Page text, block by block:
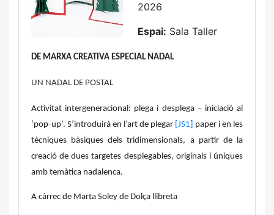
2026
Espai: Sala Taller
DE MARXA CREATIVA ESPECIAL NADAL
UN NADAL DE POSTAL
Activitat intergeneracional: plega i desplega – iniciació al
‘pop-up’. S’introduirà en l’art de plegar [JS1]
paper i en les
tècniques bàsiques delstridimensionals, a partir de la
creació de dues targetes desplegables, originals i úniques
amb temàtica nadalenca.
A càrrec de Marta Soley de Dolça llibreta